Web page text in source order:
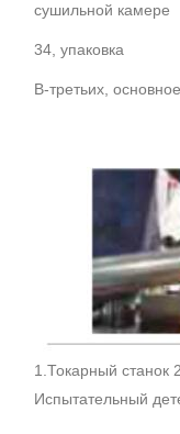
сушильной камере
34, упаковка
В-третьих,
1.Токарный станок
Испытательный